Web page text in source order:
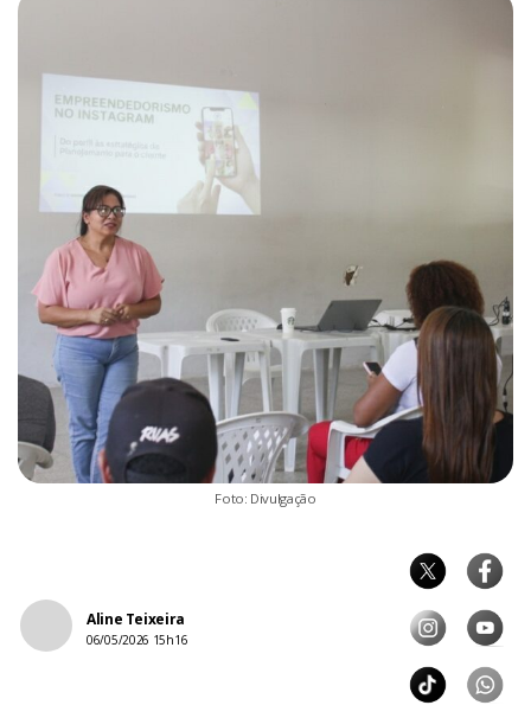
Foto: Divulgação
Aline Teixeira
06/05/2026 15h16